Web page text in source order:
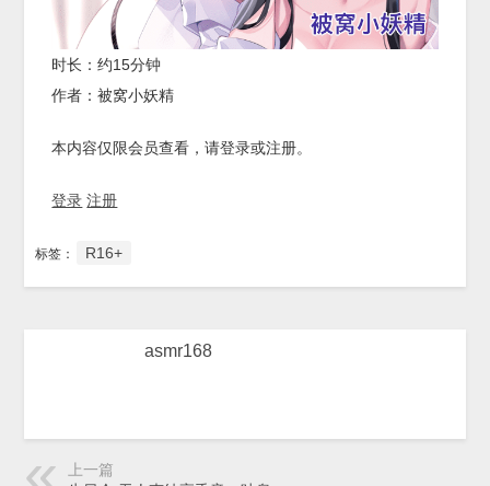
时长：约15分钟
作者：被窝小妖精
本内容仅限会员查看，请登录或注册。
登录 注册
标签： R16+
asmr168
上一篇